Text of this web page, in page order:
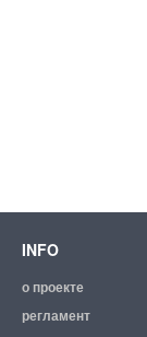
INFO
о проекте
регламент